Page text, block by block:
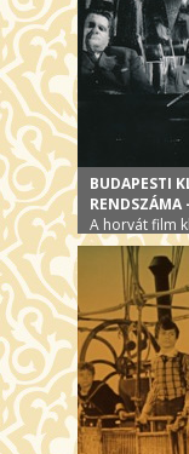
BUDAPESTI
RENDSZÁMA
A horvát film